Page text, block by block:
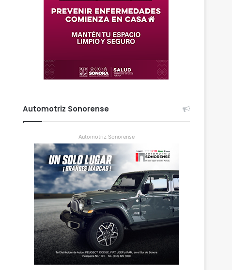
Automotriz Sonorense
Automotriz Sonorense